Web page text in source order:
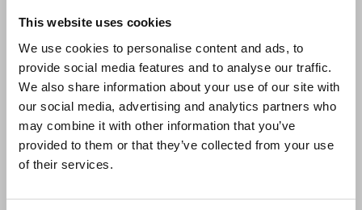
This website uses cookies
We use cookies to personalise content and ads, to
provide social media features and to analyse our traffic.
We also share information about your use of our site with
our social media, advertising and analytics partners who
may combine it with other information that you’ve
provided to them or that they’ve collected from your use
of their services.
vino
11/04/2017
ISCRIVITI ALLA NEWSLETTER